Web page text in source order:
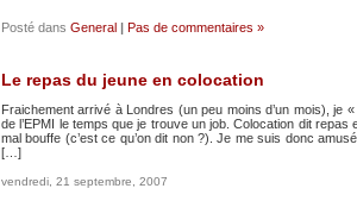
Posté dans General | Pas de commentaires »
Le repas du jeune en colocation
Fraichement arrivé à Londres (un peu moins d’un mois), je
de l’EPMI le temps que je trouve un job. Colocation dit
mal bouffe (c’est ce qu’on dit non ?). Je me suis donc
[…]
vendredi, 21 septembre, 2007